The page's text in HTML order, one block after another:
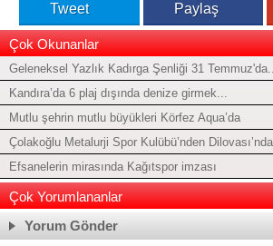
Tweet Paylaş
Çok Okunanlar
Geleneksel Yazlık Kadırga Şenliği 31 Temmuz'da...
Kandıra’da 6 plaj dışında denize girmek...
Mutlu şehrin mutlu büyükleri Körfez Aqua’da
Çolakoğlu Metalurji Spor Kulübü’nden
Efsanelerin mirasında Kağıtspor imzası
Çok Yorumlananlar
Yorum Gönder